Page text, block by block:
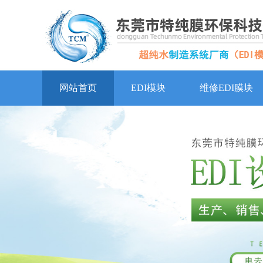
网站首页 EDI模块 维修EDI膜块